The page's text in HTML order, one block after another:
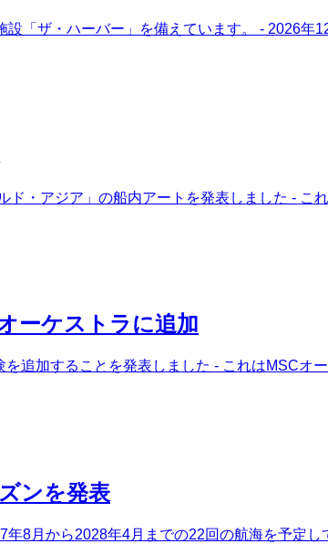
「ザ・ハーバー」を備えています。 - 2026年
・アジア」の船内アートを発表しました - こ
ーケストラに追加
追加することを発表しました - これはMSCオ
ンを発表
8月から2028年4月までの22回の航海を予定